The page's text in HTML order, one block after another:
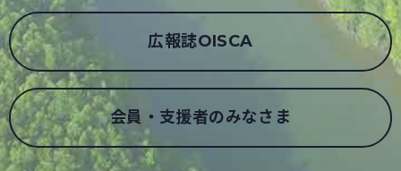
広報誌OISCA
会員・支援者のみなさま